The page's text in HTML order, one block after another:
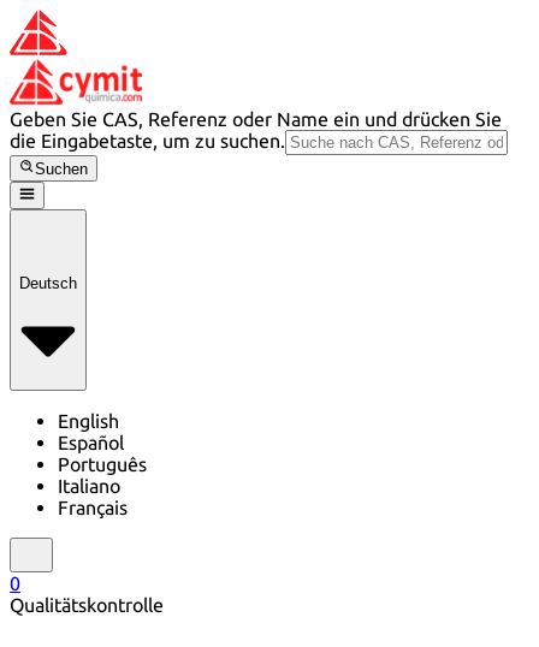
Geben Sie CAS, Referenz oder Name ein und drücken Sie
die Eingabetaste, um zu suchen.
Suchen
Deutsch
English
Español
Português
Italiano
Français
0
Qualitätskontrolle